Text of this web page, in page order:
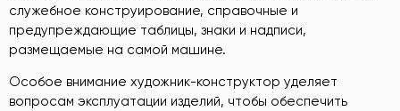
служебное конструирование, справочные и
предупреждающие таблицы, знаки и надписи,
размещаемые на самой машине.
Особое внимание художник-конструктор уделяет
вопросам эксплуатации изделий, чтобы обеспечить